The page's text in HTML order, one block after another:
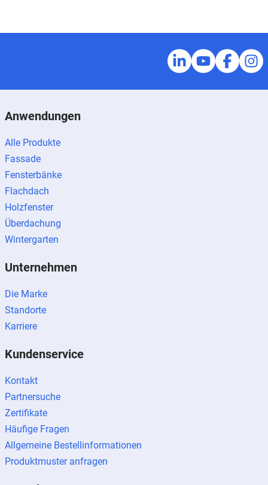
Anwendungen
Alle Produkte
Fassade
Fensterbänke
Flachdach
Holzfenster
Überdachung
Wintergarten
Unternehmen
Die Marke
Standorte
Karriere
Kundenservice
Kontakt
Partnersuche
Zertifikate
Häufige Fragen
Allgemeine Bestellinformationen
Produktmuster anfragen